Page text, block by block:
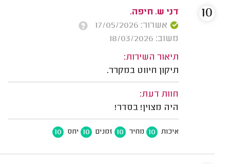
דני ש. חיפה.
אשרור: 17/05/2026
משוב: 18/03/2026
תיאור השירות:
תיקון חיווט במקרר.
חוות דעת:
היה מצוין! בסדר!
איכות 10 מחיר 10 זמנים 10 יחס 10
10